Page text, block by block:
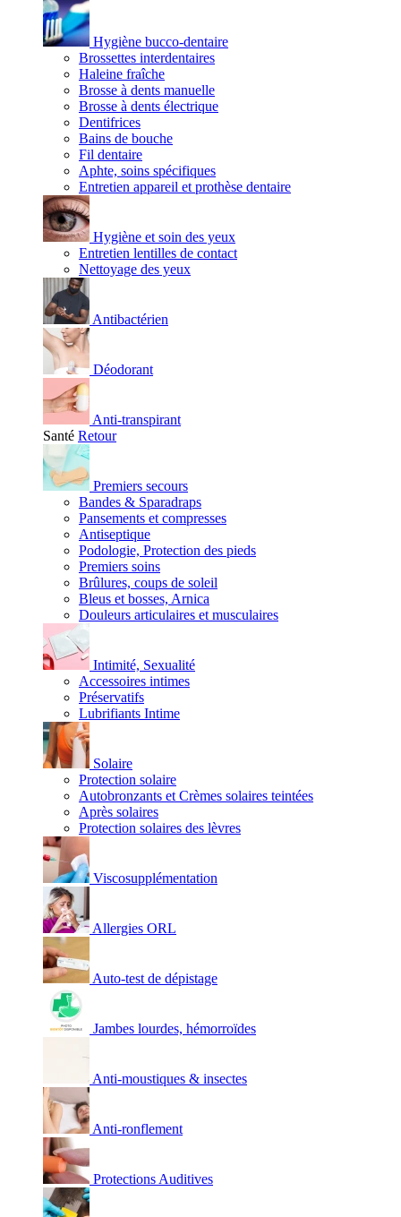
Hygiène bucco-dentaire
Brossettes interdentaires
Haleine fraîche
Brosse à dents manuelle
Brosse à dents électrique
Dentifrices
Bains de bouche
Fil dentaire
Aphte, soins spécifiques
Entretien appareil et prothèse dentaire
Hygiène et soin des yeux
Entretien lentilles de contact
Nettoyage des yeux
Antibactérien
Déodorant
Anti-transpirant
Santé Retour
Premiers secours
Bandes & Sparadraps
Pansements et compresses
Antiseptique
Podologie, Protection des pieds
Premiers soins
Brûlures, coups de soleil
Bleus et bosses, Arnica
Douleurs articulaires et musculaires
Intimité, Sexualité
Accessoires intimes
Préservatifs
Lubrifiants Intime
Solaire
Protection solaire
Autobronzants et Crèmes solaires teintées
Après solaires
Protection solaires des lèvres
Viscosupplémentation
Allergies ORL
Auto-test de dépistage
Jambes lourdes, hémorroïdes
Anti-moustiques & insectes
Anti-ronflement
Protections Auditives